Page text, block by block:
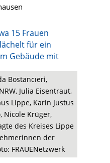
Bostancıeri,
Julia Eisentraut,
Lippe, Karin Justus
Nicole Krüger,
des Kreises Lippe
der
FRAUENetzwerk